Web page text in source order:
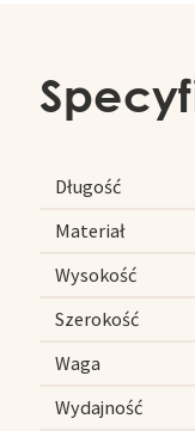
Długość
Materiał
Wysokość
Szerokość
Waga
Wydajność